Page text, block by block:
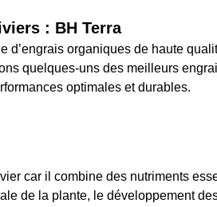
: BH Terra
d’engrais organiques de haute
quelques-uns des meilleurs
optimales et durables.
car il combine des nutriments
de la plante, le développement